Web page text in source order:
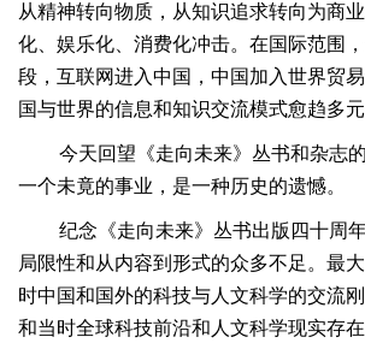
从精神转向物质，从知识追求转向为商
化、娱乐化、消费化冲击。在国际范围
段，互联网进入中国，中国加入世界贸
国与世界的信息和知识交流模式愈趋多元
今天回望《走向未来》丛书和杂志
一个未竟的事业，是一种历史的遗憾。
纪念《走向未来》丛书出版四十周
局限性和从内容到形式的众多不足。最
时中国和国外的科技与人文科学的交流
和当时全球科技前沿和人文科学现实存